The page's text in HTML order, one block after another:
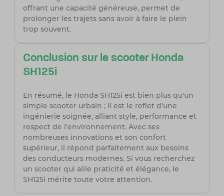
offrant une capacité généreuse, permet de
prolonger les trajets sans avoir à faire le plein
trop souvent.
Conclusion sur le scooter Honda
SH125i
En résumé, le Honda SH125i est bien plus qu'un
simple scooter urbain ; il est le reflet d'une
ingénierie soignée, alliant style, performance et
respect de l'environnement. Avec ses
nombreuses innovations et son confort
supérieur, il répond parfaitement aux besoins
des conducteurs modernes. Si vous recherchez
un scooter qui allie praticité et élégance, le
SH125i mérite toute votre attention.